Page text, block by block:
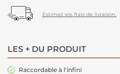
Estimez vos frais de livraison.
LES + DU PRODUIT
Raccordable à l'infini